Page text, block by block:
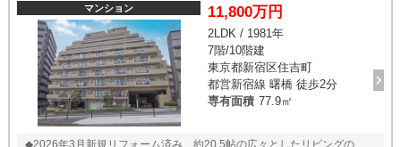
輪場：有 月額400円※要空き確認 ペット飼育：可※犬猫可（成長時体調
60cm、体重15㎏以内） ▽リフォーム内容 ・トイレ（ウォシュレット
付）新規交換 ・エアコン新規設置 ・間接照明 ・ダウンライト新規施
工（ＬＤＫ） ・室内ハウスクリーニング ・クロス全室貼替 （令和8
年4月完工予定）
マンション 11,800万円
2LDK / 1981年
7階/10階建
東京都新宿区住吉町
都営新宿線 曙橋 徒歩2分
専有面積 77.9㎡